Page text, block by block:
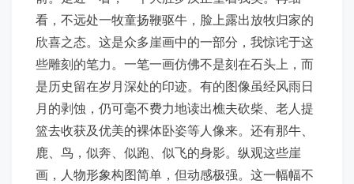
看，不远处一牧童扬鞭驱牛，脸上露出放牧归家的
欣喜之态。这是众多崖画中的一部分，我惊诧于这
些雕刻的笔力。一笔一画仿佛不是刻在石头上，而
是历史留在岁月深处的印迹。有的图像虽经风雨日
月的剥蚀，仍可毫不费力地读出樵夫砍柴、老人提
篮去收获及优美的裸体卧姿等人像来。还有那牛、
鹿、鸟，似奔、似跑、似飞的身影。纵观这些崖
画，人物形象构图简单，但动感极强。这一幅幅不